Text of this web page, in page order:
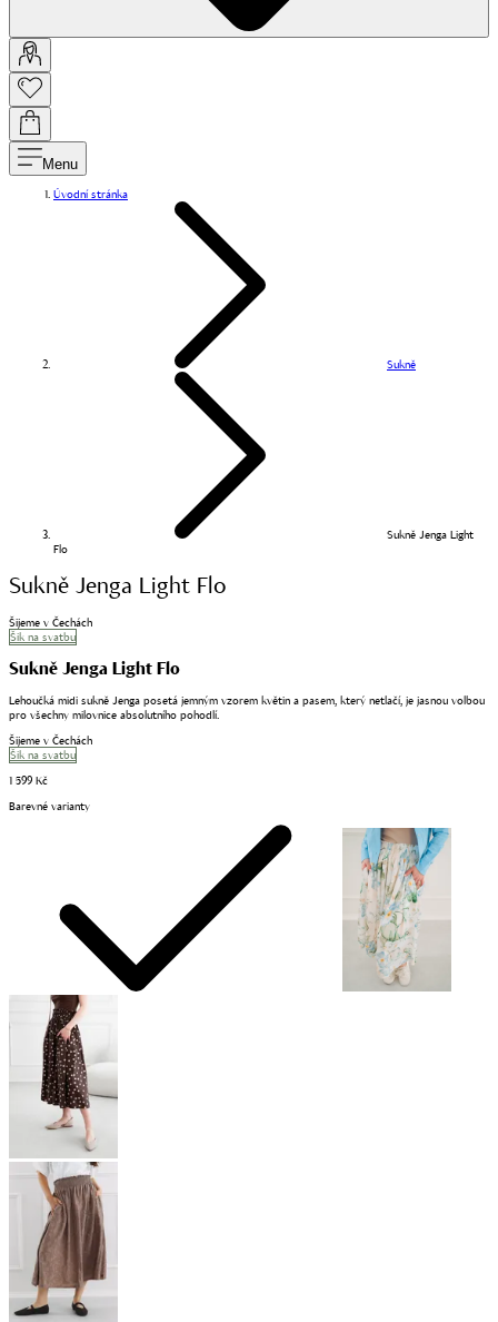
Menu
Úvodní stránka
Sukně
Sukně Jenga Light
Flo
Sukně Jenga Light Flo
Šijeme v Čechách
Šik na svatbu
Sukně Jenga Light Flo
Lehoučká midi sukně Jenga posetá jemným vzorem květin a pasem, který netlačí, je jasnou volbou
pro všechny milovnice absolutního pohodlí.
Šijeme v Čechách
Šik na svatbu
1 599 Kč
Barevné varianty